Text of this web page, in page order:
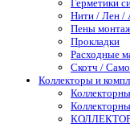
Герметики
Нити / Лен /
Пены
Прокладки
Расходные
Скотч /
Коллекторы и